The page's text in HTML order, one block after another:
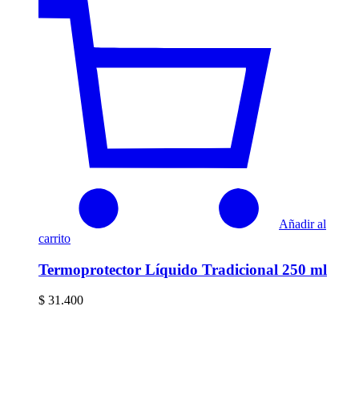
Añadir al
carrito
Termoprotector Líquido Tradicional 250 ml
$ 31.400